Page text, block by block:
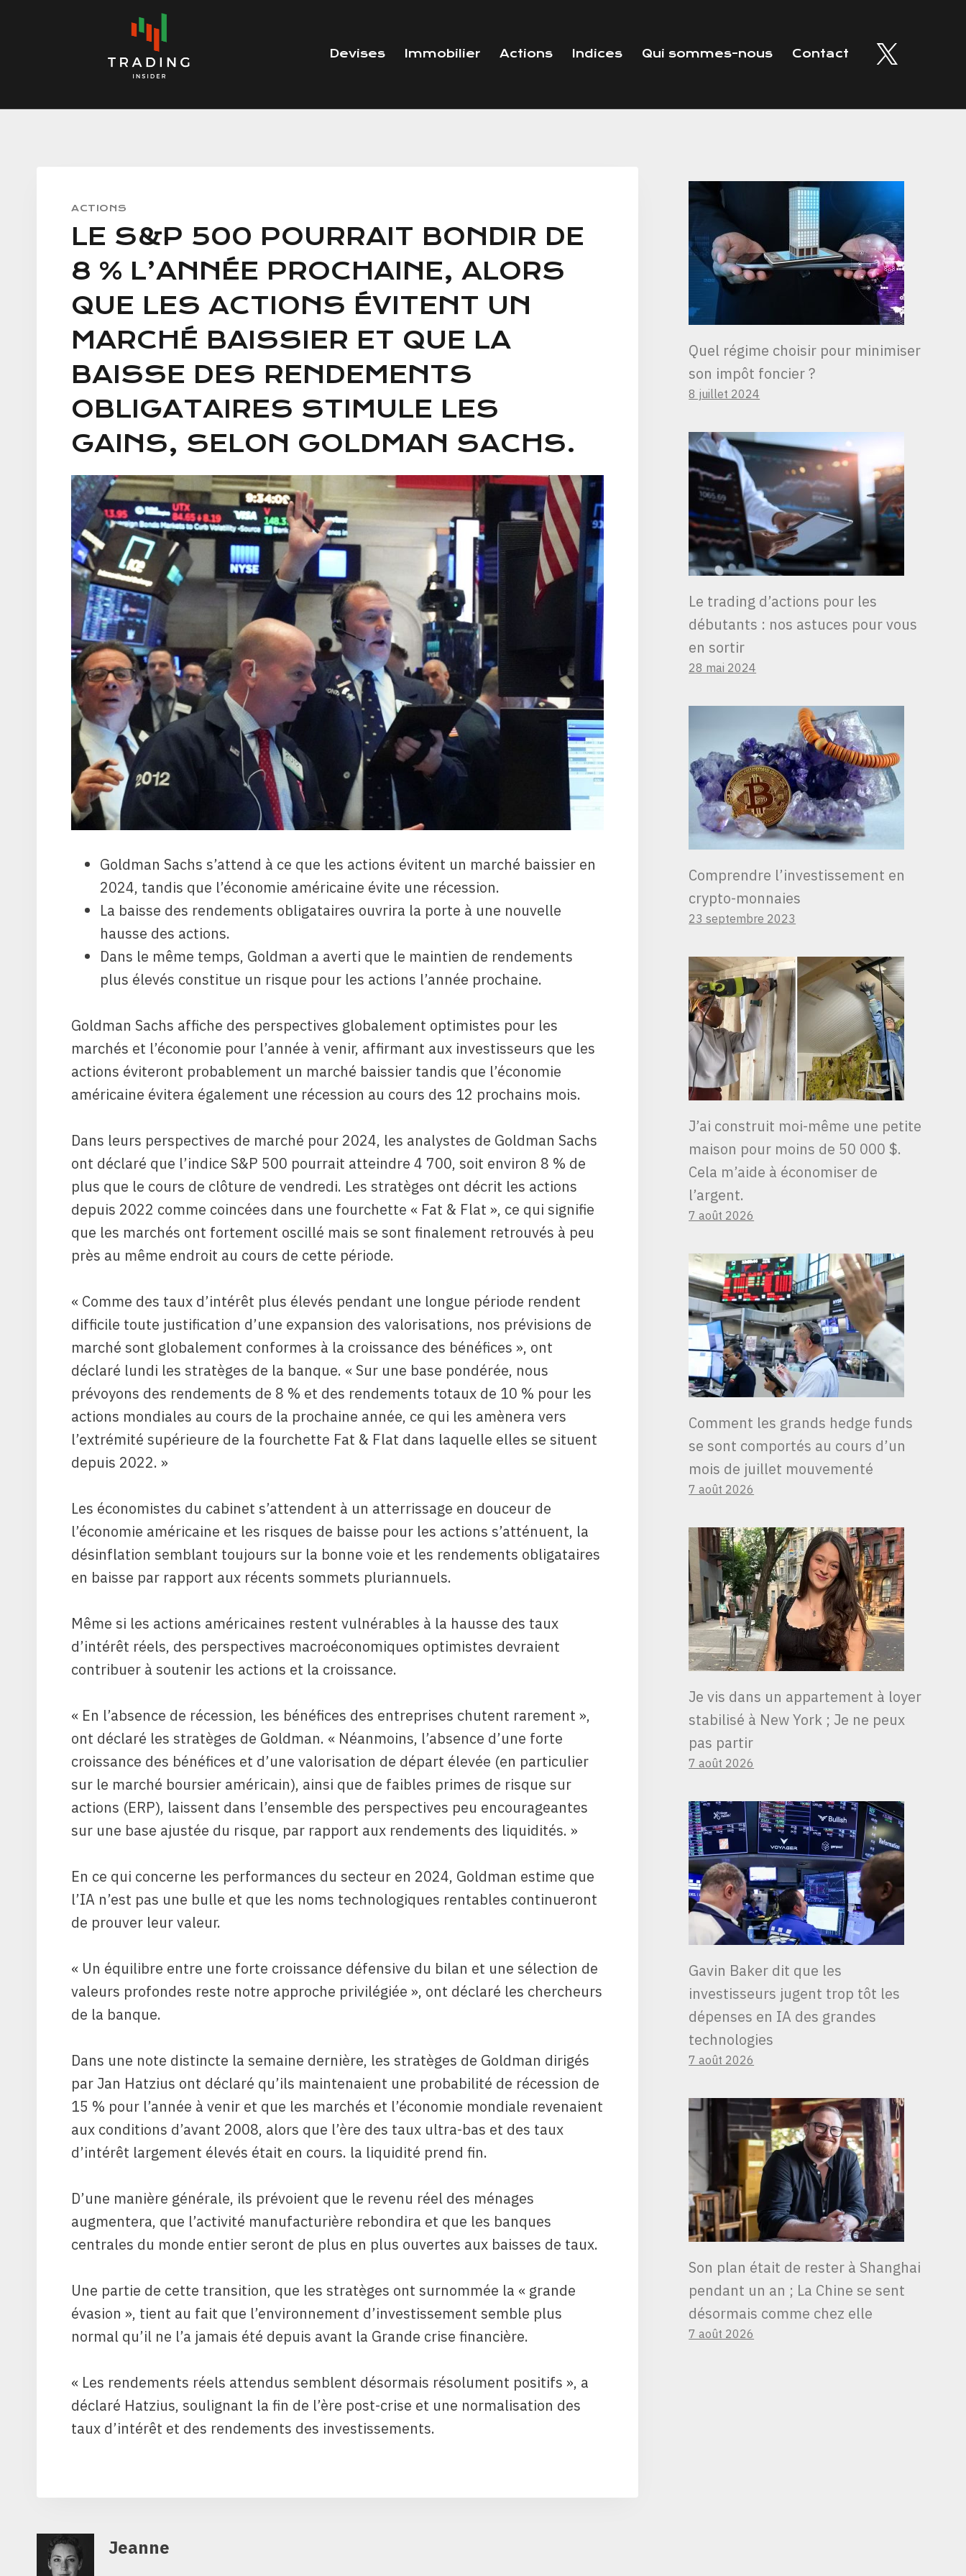
Devises Immobilier Actions Indices Qui sommes-nous Contact
ACTIONS
LE S&P 500 POURRAIT BONDIR DE
8 % L’ANNÉE PROCHAINE, ALORS
QUE LES ACTIONS ÉVITENT UN
MARCHÉ BAISSIER ET QUE LA
BAISSE DES RENDEMENTS
OBLIGATAIRES STIMULE LES
GAINS, SELON GOLDMAN SACHS.
Goldman Sachs s’attend à ce que les actions évitent un marché baissier en
2024, tandis que l’économie américaine évite une récession.
La baisse des rendements obligataires ouvrira la porte à une nouvelle
hausse des actions.
Dans le même temps, Goldman a averti que le maintien de rendements
plus élevés constitue un risque pour les actions l’année prochaine.
Goldman Sachs affiche des perspectives globalement optimistes pour les
marchés et l’économie pour l’année à venir, affirmant aux investisseurs que les
actions éviteront probablement un marché baissier tandis que l’économie
américaine évitera également une récession au cours des 12 prochains mois.
Dans leurs perspectives de marché pour 2024, les analystes de Goldman Sachs
ont déclaré que l’indice S&P 500 pourrait atteindre 4 700, soit environ 8 % de
plus que le cours de clôture de vendredi. Les stratèges ont décrit les actions
depuis 2022 comme coincées dans une fourchette « Fat & Flat », ce qui signifie
que les marchés ont fortement oscillé mais se sont finalement retrouvés à peu
près au même endroit au cours de cette période.
« Comme des taux d’intérêt plus élevés pendant une longue période rendent
difficile toute justification d’une expansion des valorisations, nos prévisions de
marché sont globalement conformes à la croissance des bénéfices », ont
déclaré lundi les stratèges de la banque. « Sur une base pondérée, nous
prévoyons des rendements de 8 % et des rendements totaux de 10 % pour les
actions mondiales au cours de la prochaine année, ce qui les amènera vers
l’extrémité supérieure de la fourchette Fat & Flat dans laquelle elles se situent
depuis 2022. »
Les économistes du cabinet s’attendent à un atterrissage en douceur de
l’économie américaine et les risques de baisse pour les actions s’atténuent, la
désinflation semblant toujours sur la bonne voie et les rendements obligataires
en baisse par rapport aux récents sommets pluriannuels.
Même si les actions américaines restent vulnérables à la hausse des taux
d’intérêt réels, des perspectives macroéconomiques optimistes devraient
contribuer à soutenir les actions et la croissance.
« En l’absence de récession, les bénéfices des entreprises chutent rarement »,
ont déclaré les stratèges de Goldman. « Néanmoins, l’absence d’une forte
croissance des bénéfices et d’une valorisation de départ élevée (en particulier
sur le marché boursier américain), ainsi que de faibles primes de risque sur
actions (ERP), laissent dans l’ensemble des perspectives peu encourageantes
sur une base ajustée du risque, par rapport aux rendements des liquidités. »
En ce qui concerne les performances du secteur en 2024, Goldman estime que
l’IA n’est pas une bulle et que les noms technologiques rentables continueront
de prouver leur valeur.
« Un équilibre entre une forte croissance défensive du bilan et une sélection de
valeurs profondes reste notre approche privilégiée », ont déclaré les chercheurs
de la banque.
Dans une note distincte la semaine dernière, les stratèges de Goldman dirigés
par Jan Hatzius ont déclaré qu’ils maintenaient une probabilité de récession de
15 % pour l’année à venir et que les marchés et l’économie mondiale revenaient
aux conditions d’avant 2008, alors que l’ère des taux ultra-bas et des taux
d’intérêt largement élevés était en cours. la liquidité prend fin.
D’une manière générale, ils prévoient que le revenu réel des ménages
augmentera, que l’activité manufacturière rebondira et que les banques
centrales du monde entier seront de plus en plus ouvertes aux baisses de taux.
Une partie de cette transition, que les stratèges ont surnommée la « grande
évasion », tient au fait que l’environnement d’investissement semble plus
normal qu’il ne l’a jamais été depuis avant la Grande crise financière.
« Les rendements réels attendus semblent désormais résolument positifs », a
déclaré Hatzius, soulignant la fin de l’ère post-crise et une normalisation des
taux d’intérêt et des rendements des investissements.
Jeanne
Quel régime choisir pour minimiser
son impôt foncier ?
8 juillet 2024
Le trading d’actions pour les
débutants : nos astuces pour vous
en sortir
28 mai 2024
Comprendre l’investissement en
crypto-monnaies
23 septembre 2023
J’ai construit moi-même une petite
maison pour moins de 50 000 $.
Cela m’aide à économiser de
l’argent.
7 août 2026
Comment les grands hedge funds
se sont comportés au cours d’un
mois de juillet mouvementé
7 août 2026
Je vis dans un appartement à loyer
stabilisé à New York ; Je ne peux
pas partir
7 août 2026
Gavin Baker dit que les
investisseurs jugent trop tôt les
dépenses en IA des grandes
technologies
7 août 2026
Son plan était de rester à Shanghai
pendant un an ; La Chine se sent
désormais comme chez elle
7 août 2026